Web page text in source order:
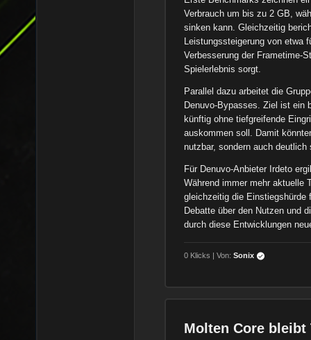
Verbrauch um bis zu 2 GB,
sinken kann. Gleichzeitig
Leistungssteigerung von
Verbesserung der Frametime-
Spielerlebnis sorgt.
Parallel dazu arbeitet die
Denuvo-Bypasses. Ziel ist ein
künftig ohne tiefgreifende
auskommen soll. Damit
nutzbar, sondern auch deutlich
Für Denuvo-Anbieter Irdeto
Während immer mehr aktuelle
gleichzeitig die Einstiegshürde
Debatte über den Nutzen und
durch diese Entwicklungen
0 Klicks | Von:Sonix
Molten Core